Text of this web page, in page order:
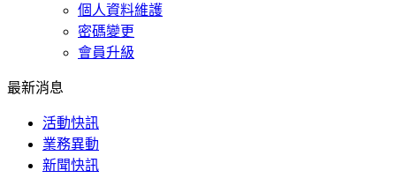
個人資料維護
密碼變更
會員升級
最新消息
活動快訊
業務異動
新聞快訊